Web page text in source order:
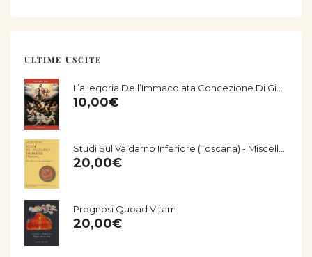
ULTIME USCITE
10,00€
20,00€
Prognosi Quoad Vitam
20,00€